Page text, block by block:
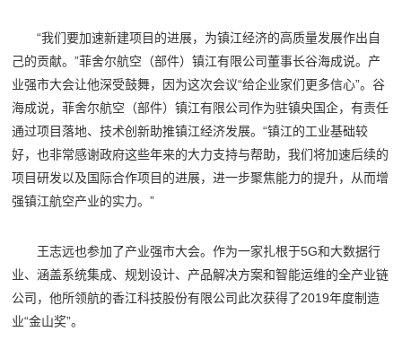
“我们要加速新建项目的进展，为镇江经济的高质量发展作出自
己的贡献。”菲舍尔航空（部件）镇江有限公司董事长谷海成说。产
业强市大会让他深受鼓舞，因为这次会议“给企业家们更多信心”。谷
海成说，菲舍尔航空（部件）镇江有限公司作为驻镇央国企，有责任
通过项目落地、技术创新助推镇江经济发展。“镇江的工业基础较
好，也非常感谢政府这些年来的大力支持与帮助，我们将加速后续的
项目研发以及国际合作项目的进展，进一步聚焦能力的提升，从而增
强镇江航空产业的实力。”
王志远也参加了产业强市大会。作为一家扎根于5G和大数据行
业、涵盖系统集成、规划设计、产品解决方案和智能运维的全产业链
公司，他所领航的香江科技股份有限公司此次获得了2019年度制造
业“金山奖”。